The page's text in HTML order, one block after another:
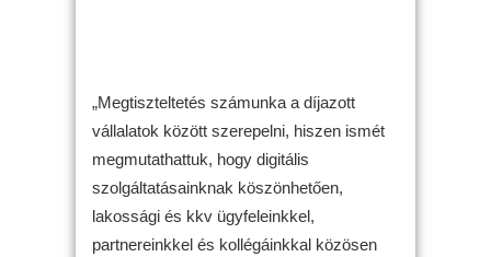
„Megtiszteltetés számunka a díjazott
vállalatok között szerepelni, hiszen ismét
megmutathattuk, hogy digitális
szolgáltatásainknak köszönhetően,
lakossági és kkv ügyfeleinkkel,
partnereinkkel és kollégáinkkal közösen